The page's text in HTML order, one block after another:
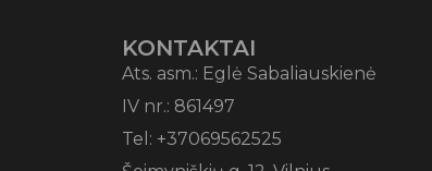
KONTAKTAI
Ats. asm.: Eglė Sabaliauskienė
IV nr.: 861497
Tel: +37069562525